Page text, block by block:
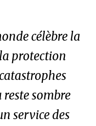
célèbre la
protection
sombre
service des